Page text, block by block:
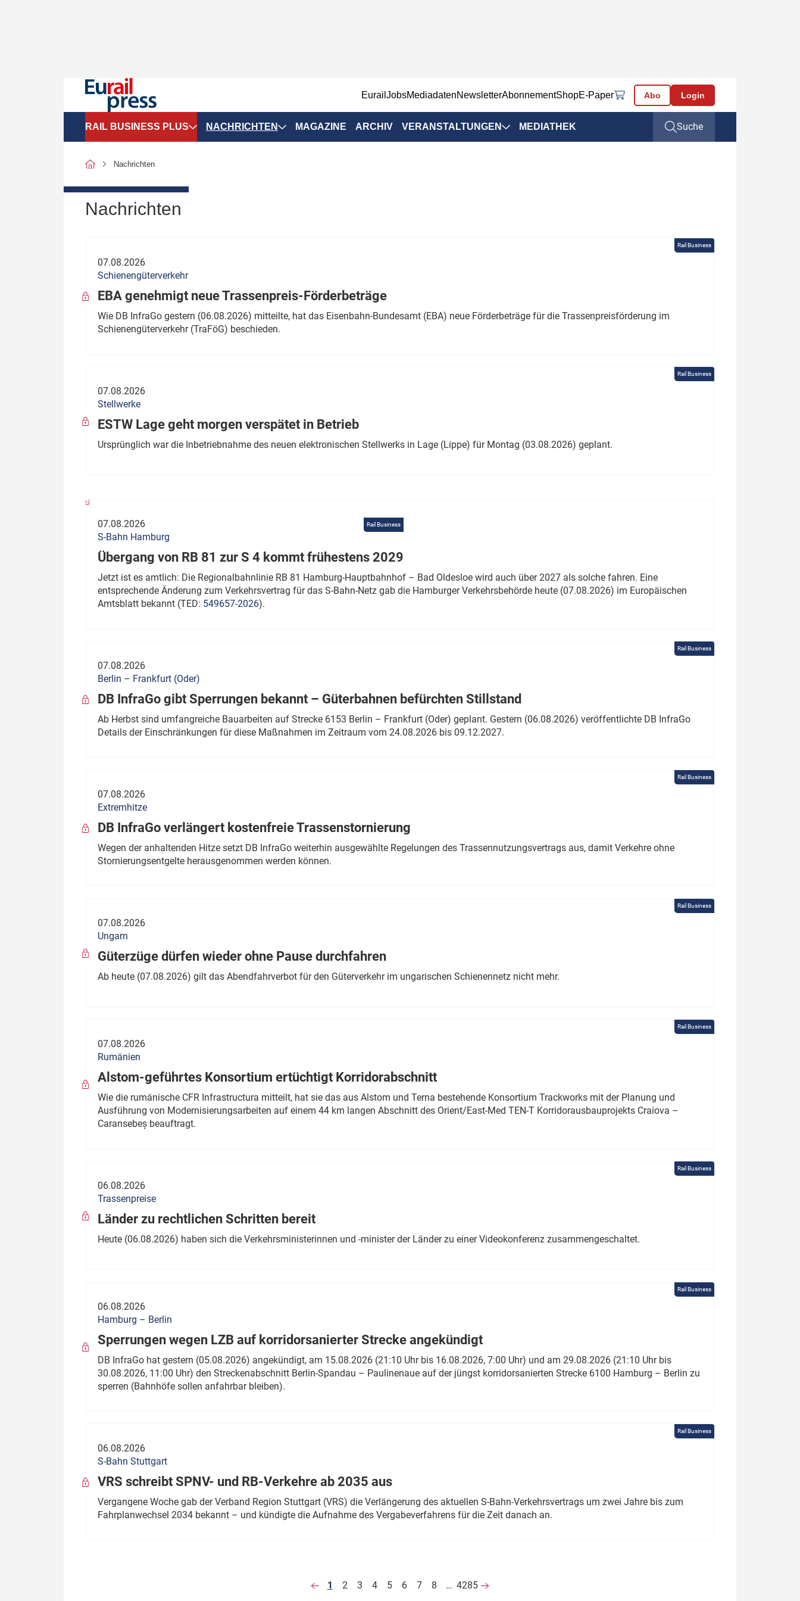
EurailJobsMediadatenNewsletterAbonnementShopE-Paper Abo Login
RAIL BUSINESS PLUS
SPNV-Marktdaten
Politik
Verbände: Wer spricht für
wen?
Thema des Monats
Dossier: Generalsanierung
Dossier: ETCS
NACHRICHTEN
Infrastruktur & Ausrüstung
ÖPNV
MAGAZINE ARCHIV VERANSTALTUNGEN MEDIATHEK Suche
Nachrichten
Nachrichten
Rail Business
07.08.2026
Schienengüterverkehr
EBA genehmigt neue Trassenpreis-Förderbeträge
Wie DB InfraGo gestern (06.08.2026) mitteilte, hat das Eisenbahn-Bundesamt (EBA) neue Förderbeträge für die Trassenpreisförderung im
Schienengüterverkehr (TraFöG) beschieden.
Rail Business
07.08.2026
Stellwerke
ESTW Lage geht morgen verspätet in Betrieb
Ursprünglich war die Inbetriebnahme des neuen elektronischen Stellwerks in Lage (Lippe) für Montag (03.08.2026) geplant.
Rail Business
07.08.2026
S-Bahn Hamburg
Übergang von RB 81 zur S 4 kommt frühestens 2029
Jetzt ist es amtlich: Die Regionalbahnlinie RB 81 Hamburg-Hauptbahnhof – Bad Oldesloe wird auch über 2027 als solche fahren. Eine
entsprechende Änderung zum Verkehrsvertrag für das S-Bahn-Netz gab die Hamburger Verkehrsbehörde heute (07.08.2026) im Europäischen
Amtsblatt bekannt (TED: 549657-2026).
Rail Business
07.08.2026
Berlin – Frankfurt (Oder)
DB InfraGo gibt Sperrungen bekannt – Güterbahnen befürchten Stillstand
Ab Herbst sind umfangreiche Bauarbeiten auf Strecke 6153 Berlin – Frankfurt (Oder) geplant. Gestern (06.08.2026) veröffentlichte DB InfraGo
Details der Einschränkungen für diese Maßnahmen im Zeitraum vom 24.08.2026 bis 09.12.2027.
Rail Business
07.08.2026
Extremhitze
DB InfraGo verlängert kostenfreie Trassenstornierung
Wegen der anhaltenden Hitze setzt DB InfraGo weiterhin ausgewählte Regelungen des Trassennutzungsvertrags aus, damit Verkehre ohne
Stornierungsentgelte herausgenommen werden können.
Rail Business
07.08.2026
Ungarn
Güterzüge dürfen wieder ohne Pause durchfahren
Ab heute (07.08.2026) gilt das Abendfahrverbot für den Güterverkehr im ungarischen Schienennetz nicht mehr.
Rail Business
07.08.2026
Rumänien
Alstom-geführtes Konsortium ertüchtigt Korridorabschnitt
Wie die rumänische CFR Infrastructura mitteilt, hat sie das aus Alstom und Terna bestehende Konsortium Trackworks mit der Planung und
Ausführung von Modernisierungsarbeiten auf einem 44 km langen Abschnitt des Orient/East-Med TEN-T Korridorausbauprojekts Craiova –
Caransebeș beauftragt.
Rail Business
06.08.2026
Trassenpreise
Länder zu rechtlichen Schritten bereit
Heute (06.08.2026) haben sich die Verkehrsministerinnen und -minister der Länder zu einer Videokonferenz zusammengeschaltet.
Rail Business
06.08.2026
Hamburg – Berlin
Sperrungen wegen LZB auf korridorsanierter Strecke angekündigt
DB InfraGo hat gestern (05.08.2026) angekündigt, am 15.08.2026 (21:10 Uhr bis 16.08.2026, 7:00 Uhr) und am 29.08.2026 (21:10 Uhr bis
30.08.2026, 11:00 Uhr) den Streckenabschnitt Berlin-Spandau – Paulinenaue auf der jüngst korridorsanierten Strecke 6100 Hamburg – Berlin zu
sperren (Bahnhöfe sollen anfahrbar bleiben).
Rail Business
06.08.2026
S-Bahn Stuttgart
VRS schreibt SPNV- und RB-Verkehre ab 2035 aus
Vergangene Woche gab der Verband Region Stuttgart (VRS) die Verlängerung des aktuellen S-Bahn-Verkehrsvertrags um zwei Jahre bis zum
Fahrplanwechsel 2034 bekannt – und kündigte die Aufnahme des Vergabeverfahrens für die Zeit danach an.
1 2 3 4 5 6 7 8 … 4285